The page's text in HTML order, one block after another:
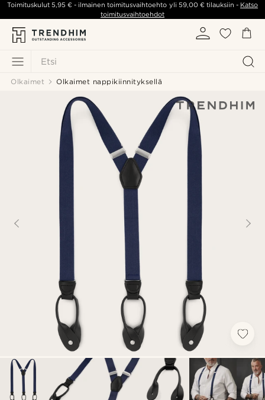
Etsi
Toimituskulut5,95 € - ilmainen toimitusvaihtoehto yli 59,00 €tilauksiin - Katso
toimitusvaihtoehdot
Olkaimet Olkaimet nappikiinnityksellä